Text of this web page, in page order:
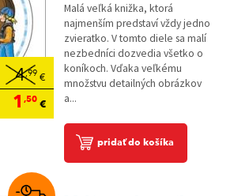
4,99 €
1 ,50€
Malá veľká knižka, ktorá
najmenším predstaví vždy jedno
zvieratko. V tomto diele sa malí
nezbedníci dozvedia všetko o
koníkoch. Vďaka veľkému
množstvu detailných obrázkov
a...
pridať do košíka